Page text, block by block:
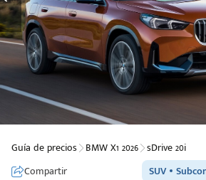
Guía de precios BMW X1 2026 sDrive 20i
Compartir
SUV